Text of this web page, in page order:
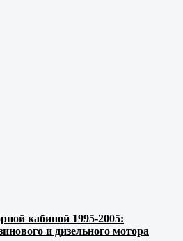
кабиной 1995-2005:
и дизельного мотора